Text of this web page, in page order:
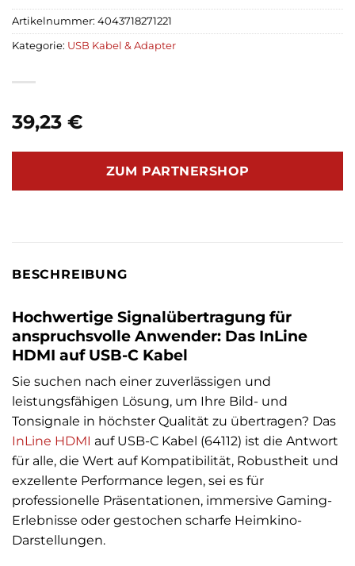
39,23 €
ZUM PARTNERSHOP
Artikelnummer: 4043718271221
Kategorie: USB Kabel & Adapter
BESCHREIBUNG
Hochwertige Signalübertragung für
anspruchsvolle Anwender: Das InLine
HDMI auf USB-C Kabel
Sie suchen nach einer zuverlässigen und
leistungsfähigen Lösung, um Ihre Bild- und
Tonsignale in höchster Qualität zu übertragen? Das
InLine HDMI auf USB-C Kabel (64112) ist die Antwort
für alle, die Wert auf Kompatibilität, Robustheit und
exzellente Performance legen, sei es für
professionelle Präsentationen, immersive Gaming-
Erlebnisse oder gestochen scharfe Heimkino-
Darstellungen.